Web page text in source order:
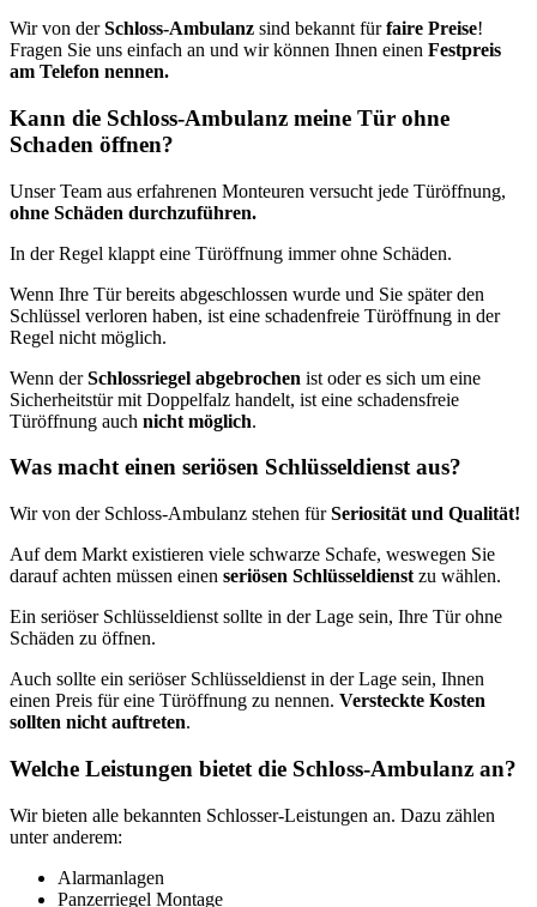
Wir von derSchloss-Ambulanz sind bekannt fürfaire Preise!
Fragen Sie uns einfach an und wir können Ihnen einen Festpreis
am Telefon nennen.
Kann die Schloss-Ambulanz meine Tür ohne
Schaden öffnen?
Unser Team aus erfahrenen Monteuren versucht jede Türöffnung,
ohne Schäden durchzuführen.
In der Regel klappt eine Türöffnung immer ohne Schäden.
Wenn Ihre Tür bereits abgeschlossen wurde und Sie später den
Schlüssel verloren haben, ist eine schadenfreie Türöffnung in der
Regel nicht möglich.
Wenn derSchlossriegel abgebrochen ist oder es sich um eine
Sicherheitstür mit Doppelfalz handelt, ist eine schadensfreie
Türöffnung auch nicht möglich.
Was macht einen seriösen Schlüsseldienst aus?
Wir von der Schloss-Ambulanz stehen fürSeriosität und Qualität!
Auf dem Markt existieren viele schwarze Schafe, weswegen Sie
darauf achten müssen einen seriösen Schlüsseldienst zu wählen.
Ein seriöser Schlüsseldienst sollte in der Lage sein, Ihre Tür ohne
Schäden zu öffnen.
Auch sollte ein seriöser Schlüsseldienst in der Lage sein, Ihnen
einen Preis für eine Türöffnung zu nennen. Versteckte Kosten
sollten nicht auftreten.
Welche Leistungen bietet die Schloss-Ambulanz an?
Wir bieten alle bekannten Schlosser-Leistungen an. Dazu zählen
unter anderem:
Alarmanlagen
Panzerriegel Montage